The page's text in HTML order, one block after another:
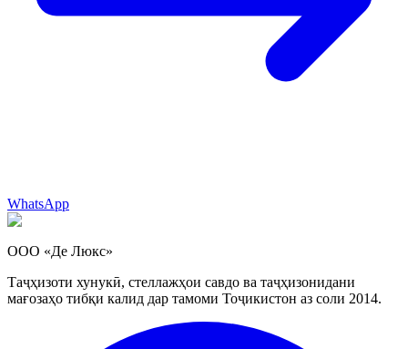
WhatsApp
ООО «Де Люкс»
Таҷҳизоти хунукӣ, стеллажҳои савдо ва таҷҳизонидани
мағозаҳо тибқи калид дар тамоми Тоҷикистон аз соли 2014.